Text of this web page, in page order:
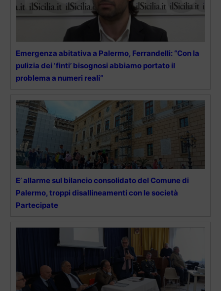
Emergenza abitativa a Palermo, Ferrandelli: “Con la
pulizia dei ‘finti’ bisognosi abbiamo portato il
problema a numeri reali”
E’ allarme sul bilancio consolidato del Comune di
Palermo, troppi disallineamenti con le società
Partecipate